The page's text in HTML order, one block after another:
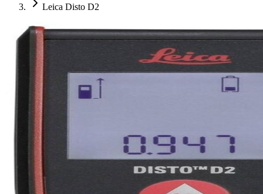
Leica Disto D2